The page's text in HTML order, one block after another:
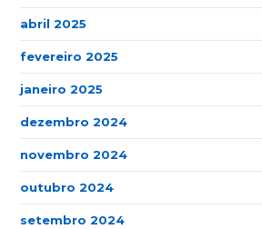
abril 2025
fevereiro 2025
janeiro 2025
dezembro 2024
novembro 2024
outubro 2024
setembro 2024